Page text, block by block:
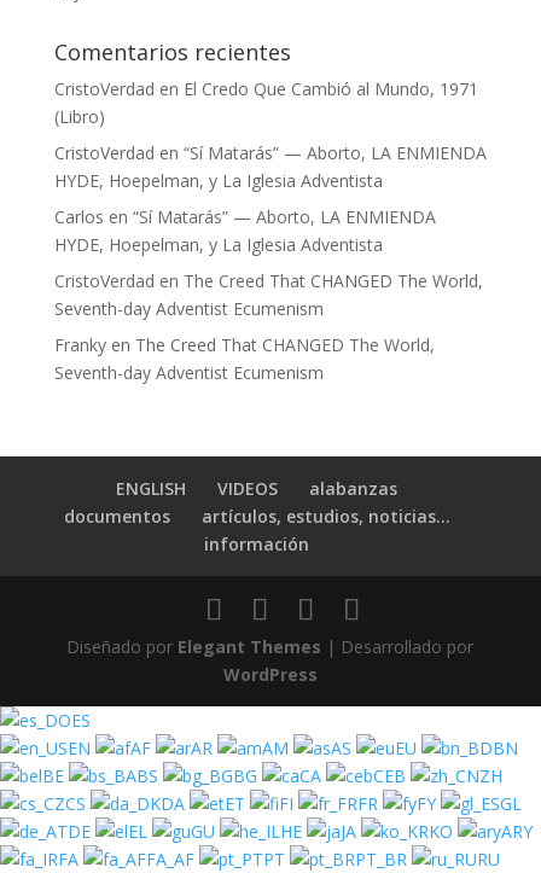
Comentarios recientes
CristoVerdad en El Credo Que Cambió al Mundo, 1971
(Libro)
CristoVerdad en “Sí Matarás” — Aborto, LA ENMIENDA
HYDE, Hoepelman, y La Iglesia Adventista
Carlos en “Sí Matarás” — Aborto, LA ENMIENDA
HYDE, Hoepelman, y La Iglesia Adventista
CristoVerdad en The Creed That CHANGED The World,
Seventh-day Adventist Ecumenism
Frankyen The Creed That CHANGED The World,
Seventh-day Adventist Ecumenism
ENGLISH VIDEOS
alabanzas
documentos
artículos, estudios, noticias…
información
Diseñado por Elegant Themes | Desarrollado por
WordPress
ES
EN
AF AR AM AS EU
BN
BE
BS BG CA CEB
ZH
CS
DA ET FI FR FY
GL
DE
EL GU HE JA KO
ARY
FA
FA_AF PT PT_BR RU